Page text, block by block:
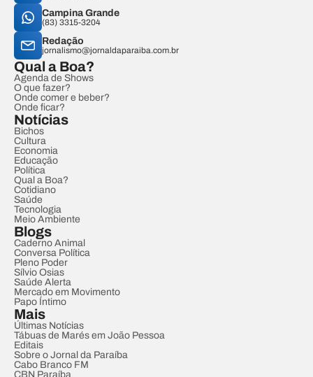
Campina Grande
(83) 3315-3204
Redação
jornalismo@jornaldaparaiba.com.br
Qual a Boa?
Agenda de Shows
O que fazer?
Onde comer e beber?
Onde ficar?
Notícias
Bichos
Cultura
Economia
Educação
Política
Qual a Boa?
Cotidiano
Saúde
Tecnologia
Meio Ambiente
Blogs
Caderno Animal
Conversa Política
Pleno Poder
Sílvio Osias
Saúde Alerta
Mercado em Movimento
Papo Íntimo
Mais
Últimas Notícias
Tábuas de Marés em João Pessoa
Editais
Sobre o Jornal da Paraíba
Cabo Branco FM
CBN Paraíba